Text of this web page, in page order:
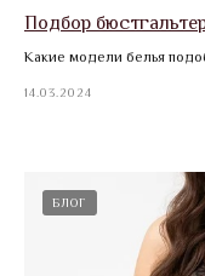
Подбор
Какие модели белья
14.03.2024
БЛОГ